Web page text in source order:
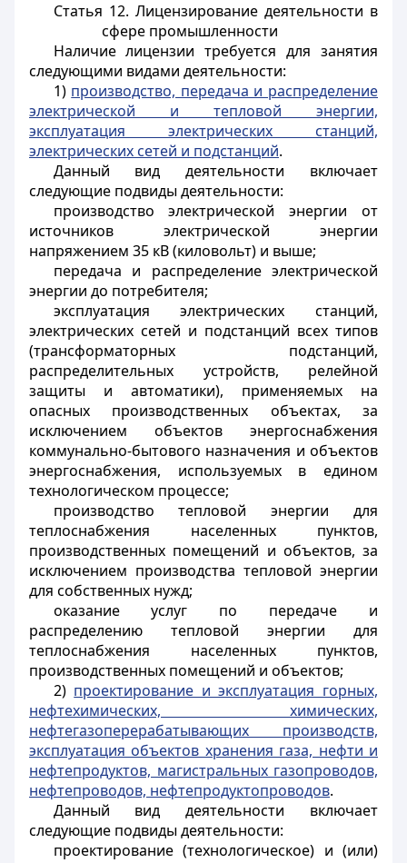
Статья 12. Лицензирование деятельности в
сфере промышленности
Наличие лицензии требуется для занятия
следующими видами деятельности:
1) производство, передача и распределение
электрической и тепловой энергии,
эксплуатация электрических станций,
электрических сетей и подстанций.
Данный вид деятельности включает
следующие подвиды деятельности:
производство электрической энергии от
источников электрической энергии
напряжением 35 кВ (киловольт) и выше;
передача и распределение электрической
энергии до потребителя;
эксплуатация электрических станций,
электрических сетей и подстанций всех типов
(трансформаторных подстанций,
распределительных устройств, релейной
защиты и автоматики), применяемых на
опасных производственных объектах, за
исключением объектов энергоснабжения
коммунально-бытового назначения и объектов
энергоснабжения, используемых в едином
технологическом процессе;
производство тепловой энергии для
теплоснабжения населенных пунктов,
производственных помещений и объектов, за
исключением производства тепловой энергии
для собственных нужд;
оказание услуг по передаче и
распределению тепловой энергии для
теплоснабжения населенных пунктов,
производственных помещений и объектов;
2) проектирование и эксплуатация горных,
нефтехимических, химических,
нефтегазоперерабатывающих производств,
эксплуатация объектов хранения газа, нефти и
нефтепродуктов, магистральных газопроводов,
нефтепроводов, нефтепродуктопроводов.
Данный вид деятельности включает
следующие подвиды деятельности:
проектирование (технологическое) и (или)